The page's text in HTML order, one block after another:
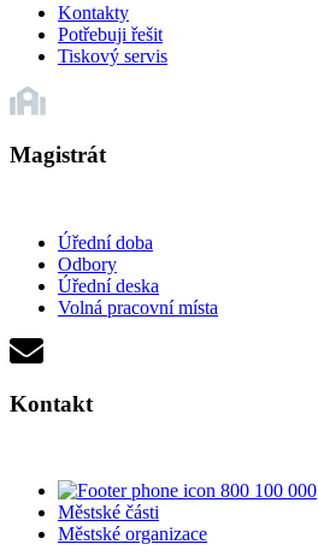
Kontakty
Potřebuji řešit
Tiskový servis
Magistrát
Úřední doba
Odbory
Úřední deska
Volná pracovní místa
Kontakt
800 100 000
Městské části
Městské organizace